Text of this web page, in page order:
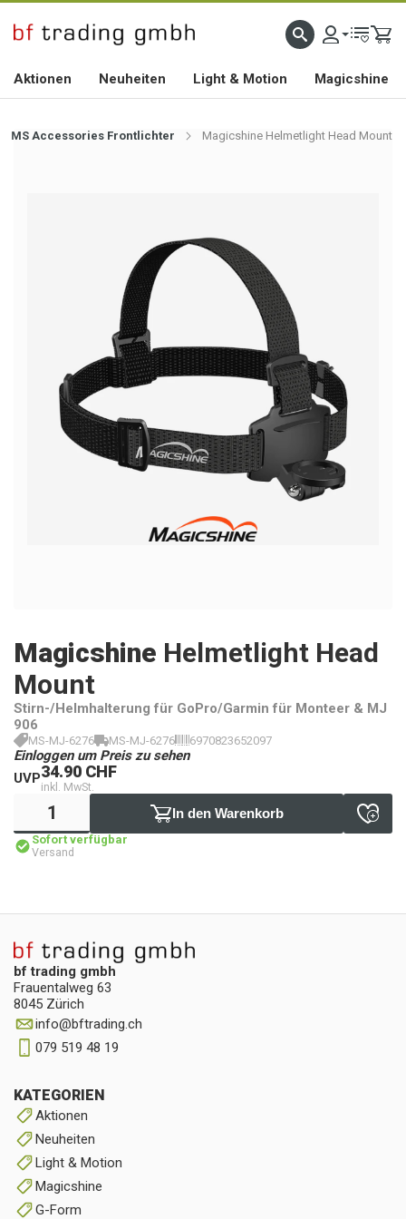
HOCHWERTIGES BIKEZUBEHÖR SEIT 2010
Aktionen Neuheiten Light & Motion Magicshine
MS Accessories Frontlichter Magicshine Helmetlight Head Mount
Magicshine Helmetlight Head
Mount
Stirn-/Helmhalterung für GoPro/Garmin für Monteer & MJ
906
MS-MJ-6276 MS-MJ-6276 6970823652097
Einloggen um Preis zu sehen
UVP34.90 CHF
inkl. MwSt.
In den Warenkorb
Sofort verfügbar
Versand
bf trading gmbh
Frauentalweg 63
8045 Zürich
info@bftrading.ch
079 519 48 19
KATEGORIEN
Aktionen
Neuheiten
Light & Motion
Magicshine
G-Form